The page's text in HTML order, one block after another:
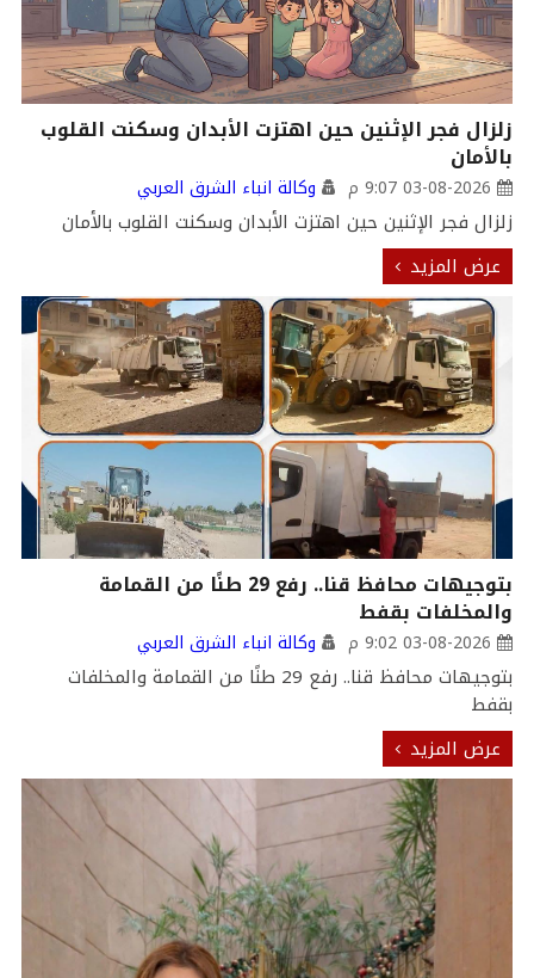
زلزال فجر الإثنين حين اهتزت الأبدان وسكنت القلوب
بالأمان
03-08-2026 9:07 م وكالة انباء الشرق العربي
زلزال فجر الإثنين حين اهتزت الأبدان وسكنت القلوب بالأمان
عرض المزيد
بتوجيهات محافظ قنا.. رفع 29 طنًا من القمامة
والمخلفات بقفط
03-08-2026 9:02 م وكالة انباء الشرق العربي
بتوجيهات محافظ قنا.. رفع 29 طنًا من القمامة والمخلفات
بقفط
عرض المزيد